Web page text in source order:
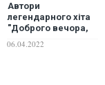
Автори
легендарного хіта
"Доброго вечора,
ми з України"
випустили трек про
06.04.2022